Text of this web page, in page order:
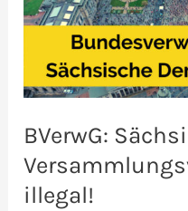
BVerwG:
illegal!